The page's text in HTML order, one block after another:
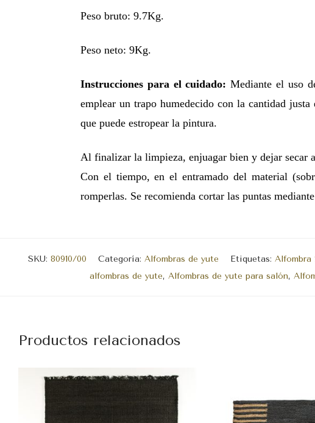
Peso bruto: 9.7Kg.
Peso neto: 9Kg.
Instrucciones para el cuidado:Mediante el uso
emplear un trapo humedecido con la cantidad
que puede estropear la pintura.
Al finalizar la limpieza, enjuagar bien y dejar secar
Con el tiempo, en el entramado del material
romperlas. Se recomienda cortar las puntas
SKU: 80910/00 Categoría: Alfombras de yute Etiquetas: Alfombra
alfombras de yute, Alfombras de yute para salón,
Productos relacionados